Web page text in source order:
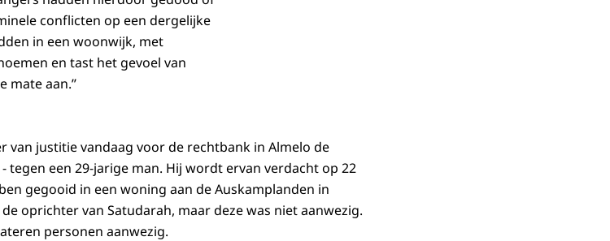
conflicten op een dergelijke
in een woonwijk, met
en tast het gevoel van
aan.’’
justitie vandaag voor de rechtbank in Almelo de
tegen een 29-jarige man. Hij wordt ervan verdacht op 22
gegooid in een woning aan de Auskamplanden in
oprichter van Satudarah, maar deze was niet aanwezig.
personen aanwezig.